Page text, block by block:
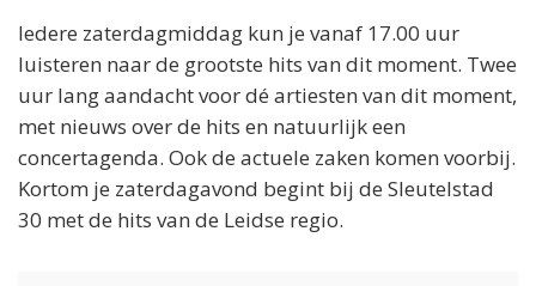
Iedere zaterdagmiddag kun je vanaf 17.00 uur
luisteren naar de grootste hits van dit moment. Twee
uur lang aandacht voor dé artiesten van dit moment,
met nieuws over de hits en natuurlijk een
concertagenda. Ook de actuele zaken komen voorbij.
Kortom je zaterdagavond begint bij de Sleutelstad
30 met de hits van de Leidse regio.